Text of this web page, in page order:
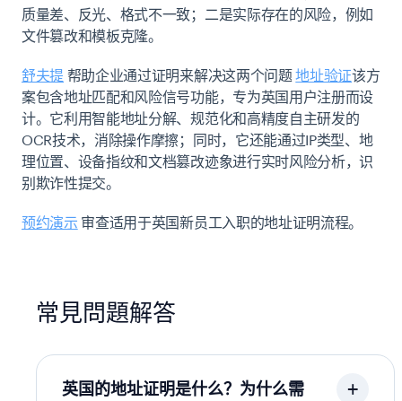
质量差、反光、格式不一致；二是实际存在的风险，例如
文件篡改和模板克隆。
舒夫提 帮助企业通过证明来解决这两个问题地址验证该方
案包含地址匹配和风险信号功能，专为英国用户注册而设
计。它利用智能地址分解、规范化和高精度自主研发的
OCR技术，消除操作摩擦；同时，它还能通过IP类型、地
理位置、设备指纹和文档篡改迹象进行实时风险分析，识
别欺诈性提交。
预约演示 审查适用于英国新员工入职的地址证明流程。
常見問題解答
英国的地址证明是什么？为什么需